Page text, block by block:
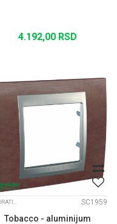
4.192,00 RSD
DEKORATIVNI RAMOVI UNICA TOP ALUM. MEDJURAM SC1959
Tobacco - aluminijum